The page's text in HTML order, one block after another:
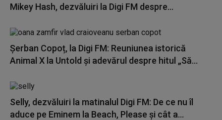
Mikey Hash, dezvăluiri la Digi FM despre...
Șerban Copoț, la Digi FM: Reuniunea istorică
Animal X la Untold și adevărul despre hitul „Să...
Selly, dezvăluiri la matinalul Digi FM: De ce nu îl
aduce pe Eminem la Beach, Please și cât a...